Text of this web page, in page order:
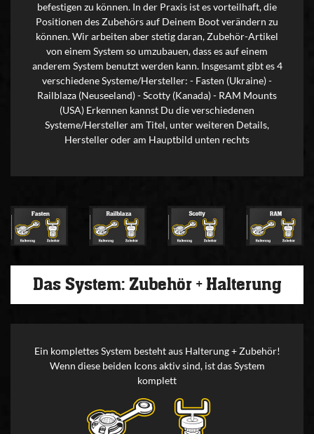
befestigen zu können. In der Praxis ist es vorteilhaft, die
Positionen des Zubehörs auf Deinem Boot verändern zu
können. Wir arbeiten aber stetig daran, Zubehör-Artikel
von einem System so umzubauen, dass es auf einem
anderem System benutzt werden kann. Insgesamt gibt es 4
verschiedene Systeme/Hersteller: - Fasten (Ukraine) -
Railblaza (Neuseeland) - Scotty (Kanada) - RAM Mounts
(USA) Erkennen kannst Du die verschiedenen
Systeme/Hersteller am Titel, unter weiteren Details,
Hersteller oder am Hauptbild unten rechts
Das System: Zubehör + Halterung
Ein komplettes System besteht aus Halterung + Zubehör!
Wenn diese beiden Icons aktiv sind, ist das System
komplett